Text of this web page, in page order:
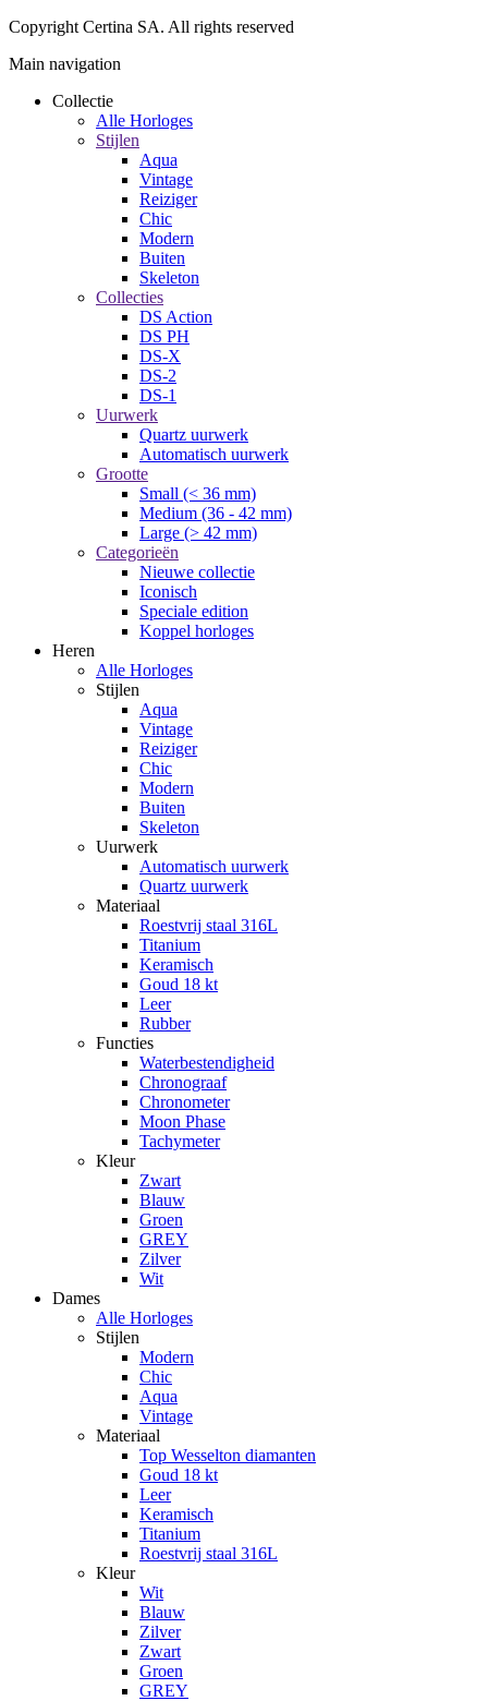
Copyright Certina SA. All rights reserved
Main navigation
Collectie
Alle Horloges
Stijlen
Aqua
Vintage
Reiziger
Chic
Modern
Buiten
Skeleton
Collecties
DS Action
DS PH
DS-X
DS-2
DS-1
Uurwerk
Quartz uurwerk
Automatisch uurwerk
Grootte
Small (< 36 mm)
Medium (36 - 42 mm)
Large (> 42 mm)
Categorieën
Nieuwe collectie
Iconisch
Speciale edition
Koppel horloges
Heren
Alle Horloges
Stijlen
Aqua
Vintage
Reiziger
Chic
Modern
Buiten
Skeleton
Uurwerk
Automatisch uurwerk
Quartz uurwerk
Materiaal
Roestvrij staal 316L
Titanium
Keramisch
Goud 18 kt
Leer
Rubber
Functies
Waterbestendigheid
Chronograaf
Chronometer
Moon Phase
Tachymeter
Kleur
Zwart
Blauw
Groen
GREY
Zilver
Wit
Dames
Alle Horloges
Stijlen
Modern
Chic
Aqua
Vintage
Materiaal
Top Wesselton diamanten
Goud 18 kt
Leer
Keramisch
Titanium
Roestvrij staal 316L
Kleur
Wit
Blauw
Zilver
Zwart
Groen
GREY